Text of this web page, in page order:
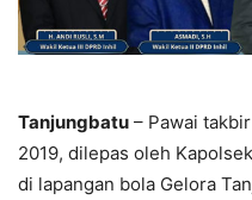
Tanjungbatu – Pawai
2019, dilepas oleh
di lapangan bola Gelora